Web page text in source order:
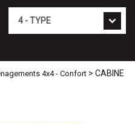
4x4 - Confort > CABINE